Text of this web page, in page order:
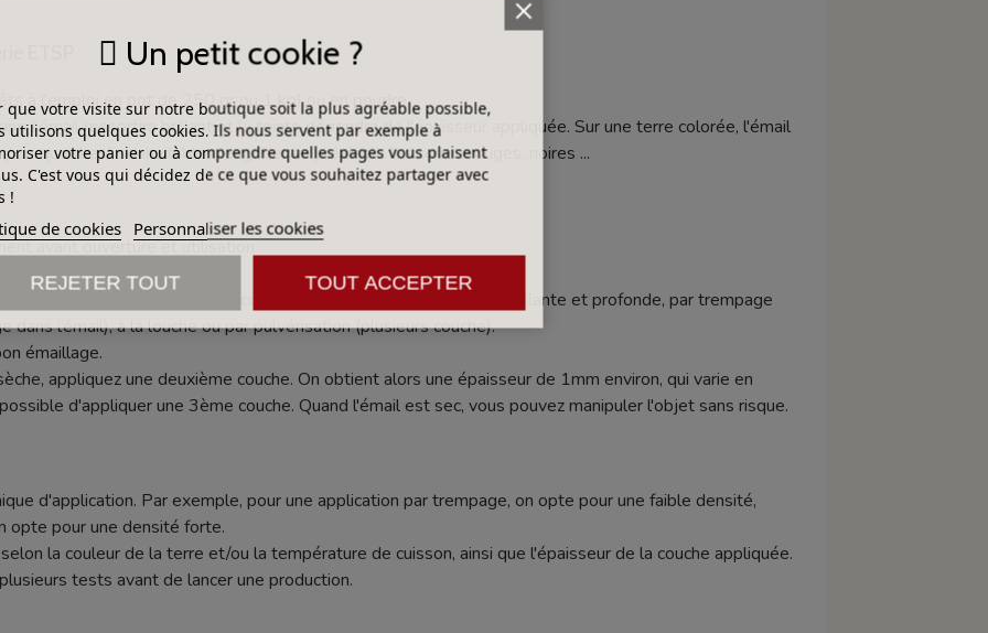
ETSP
à l'emploi en pot de 250 gr ou 1 kg) ou en poudre.
l'émail ressortira brillant et la teinte dépendra de l'épaisseur appliquée. Sur une terre colorée, l'émail
il est souhaitable d'engober au préalable les terres rouges, noires ...
avant ouverture et utilisation.
cru ou biscuit.
désiré, par exemple en trois couches croisées pour une couleur brillante et profonde, par trempage
l’émail), à la louche ou par pulvérisation (plusieurs couche).
émaillage.
appliquez une deuxième couche. On obtient alors une épaisseur de 1mm environ, qui varie en
d'appliquer une 3ème couche. Quand l'émail est sec, vous pouvez manipuler l'objet sans risque.
d'application. Par exemple, pour une application par trempage, on opte pour une faible densité,
opte pour une densité forte.
la couleur de la terre et/ou la température de cuisson, ainsi que l'épaisseur de la couche appliquée.
tests avant de lancer une production.
Un petit cookie ?
que votre visite sur notre boutique soit la plus agréable possible,
utilisons quelques cookies. Ils nous servent par exemple à
votre panier ou à comprendre quelles pages vous plaisent
C'est vous qui décidez de ce que vous souhaitez partager avec
!
de cookies Personnaliser les cookies
REJETER TOUT TOUT ACCEPTER